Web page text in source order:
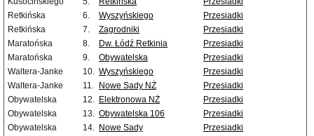
Retkińska
6. Wyszyńskiego
Przesiadki
Retkińska
7. Zagrodniki
Przesiadki
Maratońska
8. Dw. Łódź Retkinia
Przesiadki
Maratońska
9. Obywatelska
Przesiadki
Waltera-Janke
10. Wyszyńskiego
Przesiadki
Waltera-Janke
11. Nowe Sady NŻ
Przesiadki
Obywatelska
12. Elektronowa NŻ
Przesiadki
Obywatelska
13. Obywatelska 106
Przesiadki
Obywatelska
14. Nowe Sady
Przesiadki